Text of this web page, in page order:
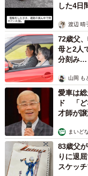
した4日
渡辺 晴
72歳父
母と2人
分刻み…
山岡 も
愛車は
ド 「ど
才師が
まいど
83歳父
りに退
スケッ